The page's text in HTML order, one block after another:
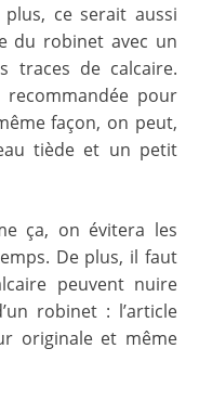
ce serait aussi
du robinet avec un
traces de calcaire.
pour
façon, on peut,
tiède et un petit
ça, on évitera les
De plus, il faut
peuvent nuire
robinet : l’article
originale et même